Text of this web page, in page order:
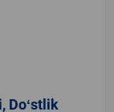
Doʻstlik